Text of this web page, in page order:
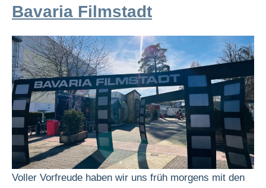
Bavaria Filmstadt
Voller Vorfreude haben wir uns früh morgens mit den